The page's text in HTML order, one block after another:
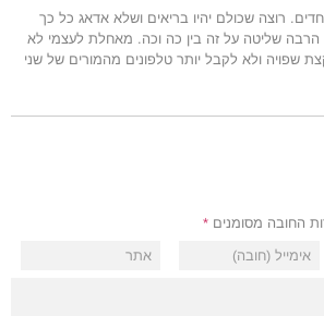
רוצה שכולם יהיו בריאים ושלא אדאג כל כך
הרבה שליטה על זה בין כה וכה. מאחלת לעצמי לא
שפויה ולא לקבל יותר טלפונים מהמורים של שני
החובה מסומנים *